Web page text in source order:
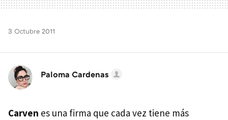
3 Octubre 2011
Paloma Cardenas
Carven es una firma que cada vez tiene más